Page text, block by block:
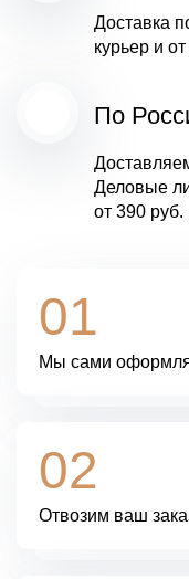
Доставка
курьер и от
По
Деловые
от 390 руб.
01
Мы сами
02
Отвозим ваш